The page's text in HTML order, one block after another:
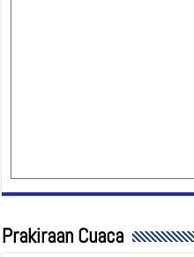
Prakiraan Cuaca